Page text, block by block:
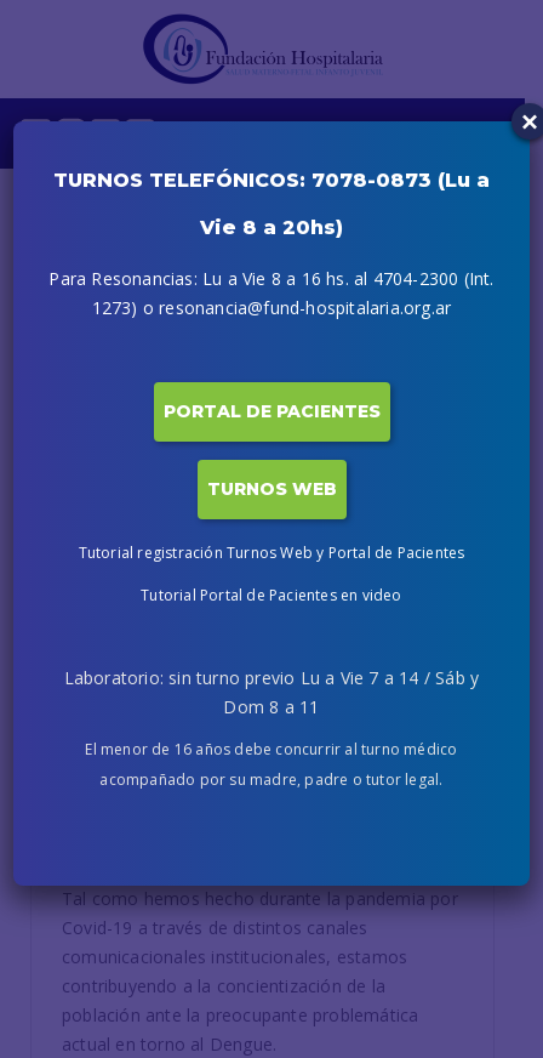
Tal como hemos hecho durante la pandemia por
Covid-19 a través de distintos canales
comunicacionales institucionales, estamos
contribuyendo a la concientización de la
población ante la preocupante problemática
actual en torno al Dengue.
TURNOS TELEFÓNICOS: 7078-0873 (Lu a
Vie 8 a 20hs)
Para Resonancias: Lu a Vie 8 a 16 hs. al 4704-2300 (Int.
1273) o resonancia@fund-hospitalaria.org.ar
PORTAL DE PACIENTES
TURNOS WEB
Tutorial registración Turnos Web y Portal de Pacientes
Tutorial Portal de Pacientes en video
Laboratorio: sin turno previo Lu a Vie 7 a 14 / Sáb y
Dom 8 a 11
El menor de 16 años debe concurrir al turno médico
acompañado por su madre, padre o tutor legal.
×